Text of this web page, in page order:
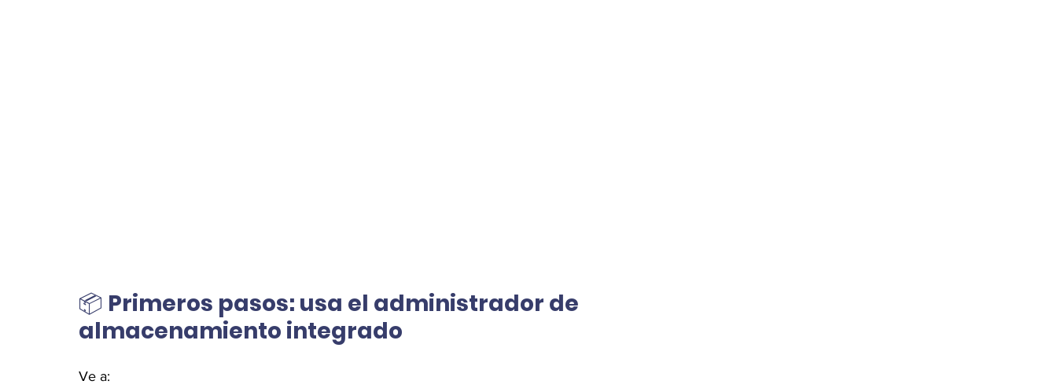
📦 Primeros pasos: usa el administrador de
almacenamiento integrado
Ve a: